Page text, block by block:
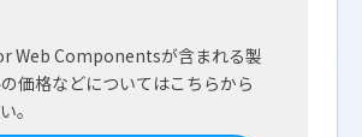
Web Componentsが含まれる製
価格などについてはこちらから
。